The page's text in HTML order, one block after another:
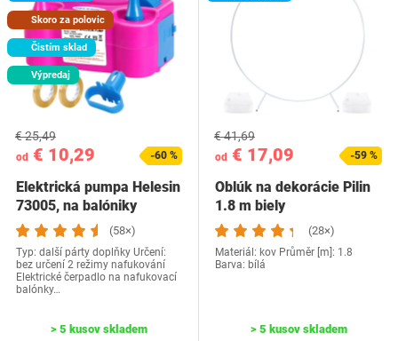
Skoro za polovic
Čistím sklad
Výpredaj
od € 10,29
€ 25,49
-60 %
Elektrická pumpa Helesin
‎73005, na balóniky
(58×)
Typ: další párty doplňky Určení:
bez určení 2 režimy nafukování
Elektrické čerpadlo na nafukovací
balónky…
> 5 kusov skladem
od € 17,09
€ 41,69
-59 %
Oblúk na dekorácie Pilin
1.8 m biely
(28×)
Materiál: kov Průměr [m]: 1.8
Barva: bílá
> 5 kusov skladem